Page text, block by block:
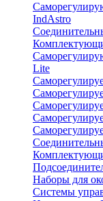
IndAstro
Lite
Наборы для
Системы